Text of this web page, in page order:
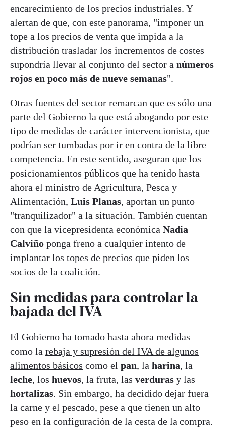
encarecimiento de los precios industriales. Y
alertan de que, con este panorama, "imponer un
tope a los precios de venta que impida a la
distribución trasladar los incrementos de costes
supondría llevar al conjunto del sector a números
rojos en poco más de nueve semanas".
Otras fuentes del sector remarcan que es sólo una
parte del Gobierno la que está abogando por este
tipo de medidas de carácter intervencionista, que
podrían ser tumbadas por ir en contra de la libre
competencia. En este sentido, aseguran que los
posicionamientos públicos que ha tenido hasta
ahora el ministro de Agricultura, Pesca y
Alimentación, Luis Planas, aportan un punto
"tranquilizador" a la situación. También cuentan
con que la vicepresidenta económica Nadia
Calviño ponga freno a cualquier intento de
implantar los topes de precios que piden los
socios de la coalición.
Sin medidas para controlar la
bajada del IVA
El Gobierno ha tomado hasta ahora medidas
como la rebaja y supresión del IVA de algunos
alimentos básicos como el pan, la harina, la
leche, los huevos, la fruta, las verduras y las
hortalizas. Sin embargo, ha decidido dejar fuera
la carne y el pescado, pese a que tienen un alto
peso en la configuración de la cesta de la compra.